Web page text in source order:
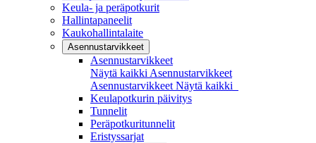
Keula- ja peräpotkurit
Hallintapaneelit
Kaukohallintalaite
Asennustarvikkeet
Asennustarvikkeet
Näytä kaikki Asennustarvikkeet
Asennustarvikkeet Näytä kaikki
Keulapotkurin päivitys
Tunnelit
Peräpotkuritunnelit
Eristyssarjat